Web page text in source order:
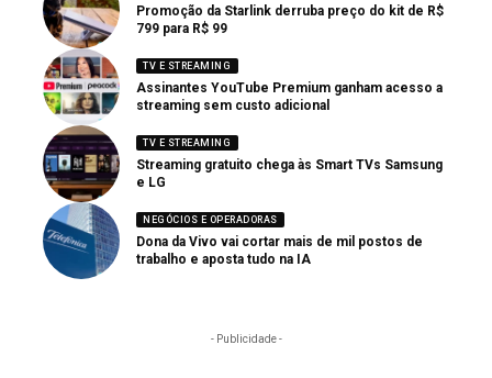
Promoção da Starlink derruba preço do kit de R$
799 para R$ 99
TV E STREAMING
Assinantes YouTube Premium ganham acesso a
streaming sem custo adicional
TV E STREAMING
Streaming gratuito chega às Smart TVs Samsung
e LG
NEGÓCIOS E OPERADORAS
Dona da Vivo vai cortar mais de mil postos de
trabalho e aposta tudo na IA
- Publicidade -